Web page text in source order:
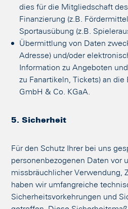
dies für die Mitgliedschaft
Finanzierung (z.B.
Sportausübung (z.B.
Übermittlung von Daten
Adresse) und/oder
Information zu Angeboten
zu Fanartikeln, Tickets) an
GmbH & Co. KGaA.
5. Sicherheit
Für den Schutz Ihrer bei uns
personenbezogenen Daten vor
missbräuchlicher Verwendung,
haben wir umfangreiche
Sicherheitsvorkehrungen und